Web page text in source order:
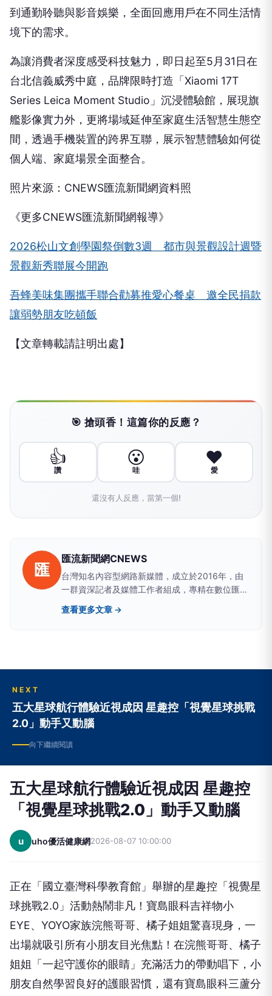
到通勤聆聽與影音娛樂，全面回應用戶在不同生活情
境下的需求。
為讓消費者深度感受科技魅力，即日起至5月31日在
台北信義威秀中庭，品牌限時打造「Xiaomi 17T
Series Leica Moment Studio」沉浸體驗館，展現旗
艦影像實力外，更將場域延伸至家庭生活智慧生態空
間，透過手機裝置的跨界互聯，展示智慧體驗如何從
個人端、家庭場景全面整合。
照片來源：CNEWS匯流新聞網資料照
《更多CNEWS匯流新聞網報導》
2026松山文創學園祭倒數3週 都市與景觀設計週暨
景觀新秀聯展今開跑
吾蜂美味集團攜手聯合勸募推愛心餐桌 邀全民捐款
讓弱勢朋友吃頓飯
【文章轉載請註明出處】
🎯 搶頭香！這篇你的反應？
👍
讚
😮
哇
❤️
愛
還沒有人反應，當第一個!
匯
匯流新聞網CNEWS
台灣知名內容型網路新媒體，成立於2016年，由
一群資深記者及媒體工作者組成，專精在數位匯
流、醫藥生活、網路科技、政治民調、新能源及金
融財經等領域。新聞擴散平台包括雅虎、google
查看更多文章 →
NEXT
五大星球航行體驗近視成因 星趣控「視覺星球挑戰
2.0」動手又動腦
向下繼續閱讀
五大星球航行體驗近視成因 星趣控
「視覺星球挑戰2.0」動手又動腦
u uho優活健康網2026-08-07 10:00:00
正在「國立臺灣科學教育館」舉辦的星趣控「視覺星
球挑戰2.0」活動熱鬧非凡！寶島眼科吉祥物小
EYE、YOYO家族浣熊哥哥、橘子姐姐驚喜現身，一
出場就吸引所有小朋友目光焦點！在浣熊哥哥、橘子
姐姐「一起守護你的眼睛」充滿活力的帶動唱下，小
朋友自然學習良好的護眼習慣，還有寶島眼科三蘆分